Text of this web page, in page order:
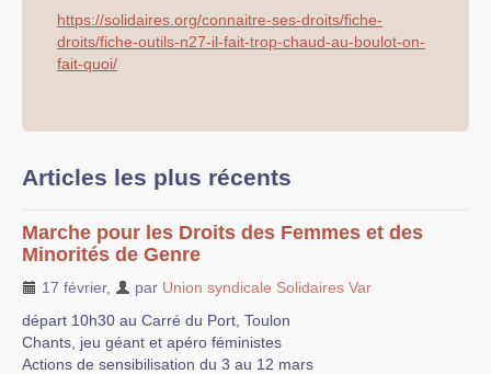
https://solidaires.org/connaitre-ses-droits/fiche-
droits/fiche-outils-n27-il-fait-trop-chaud-au-boulot-on-
fait-quoi/
Articles les plus récents
Marche pour les Droits des Femmes et des
Minorités de Genre
17 février, par Union syndicale Solidaires Var
départ 10h30 au Carré du Port, Toulon
Chants, jeu géant et apéro féministes
Actions de sensibilisation du 3 au 12 mars